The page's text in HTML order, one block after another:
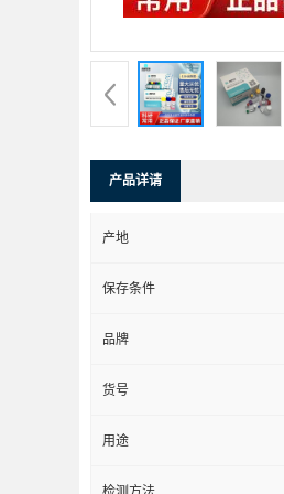
产品详请
产地
保存条件
品牌
货号
用途